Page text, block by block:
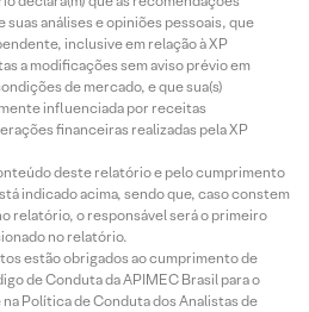
análises e opiniões pessoais, que
inclusive em relação à XP
a modificações sem aviso prévio em
de mercado, e que sua(s)
influenciada por receitas
financeiras realizadas pela XP
deste relatório e pelo cumprimento
indicado acima, sendo que, caso constem
relatório, o responsável será o primeiro
no relatório.
estão obrigados ao cumprimento de
de Conduta da APIMEC Brasil para o
Política de Conduta dos Analistas de